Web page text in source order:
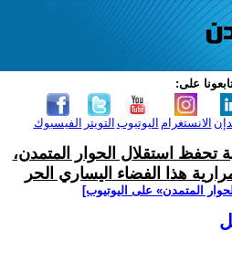
على:
الفيسبوك التويتر اليوتيوب الانستغرام
تحفظ استقلال الحوار المتمدن،
هذا الفضاء اليساري الحر
المتمدن» على اليوتيوب]